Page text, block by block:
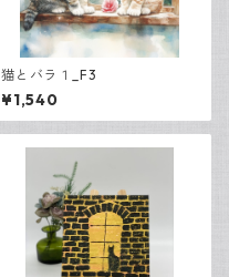
猫とバラ１_F3
¥1,540